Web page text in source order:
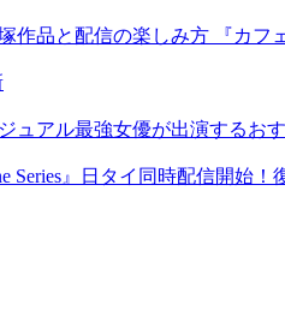
作品と配信の楽しみ方 『カフ
ュアル最強女優が出演するお
Series』日タイ同時配信開始